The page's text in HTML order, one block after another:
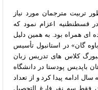
منظور تربیت مترجمان مورد نیاز
قسطنطنیه اعزام نمود که
ای همراه بود. به همین دلیل
زبان نوباوه گان» در استانبول تأسیس
کلاس های تدریس زبان
باپدیس پودستا در دانشگاه
ادامه پیدا کرد و از تعداد
فقط سه نفر فارغ التحصیل